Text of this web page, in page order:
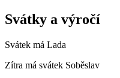
Svátky a výročí
Svátek má Lada
Zítra má svátek Soběslav